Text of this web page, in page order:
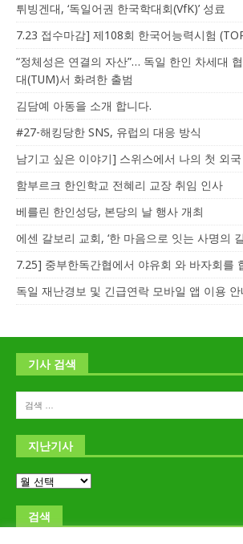
튀빙겐대, ‘독일어권 한국학대회(VfK)’ 성료
7.23 접수마감] 제108회 한국어능력시험
“정체성은 연결의 자산”… 독일 한인 차세대
대(TUM)서 화려한 출범
김담예 아동을 소개 합니다.
#27-해킹당한 SNS, 유럽의 대응 방식
남기고 싶은 이야기] 스위스에서 나의 첫 외
함부르크 한인학교 전혜리 교장 취임 인사
베를린 한인성당, 본당의 날 행사 개최
에센 갈보리 교회, ‘한 마음으로 잇는 사명의
7.25] 중부한독간협에서 야유회 와 바자회를
독일 재난경보 및 긴급연락 모바일 앱 이용 안
기사 검색
지난기사
검색